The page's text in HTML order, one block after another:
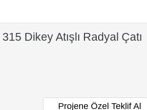
Dikey Atışlı Radyal Çatı
Projene Özel Teklif Al